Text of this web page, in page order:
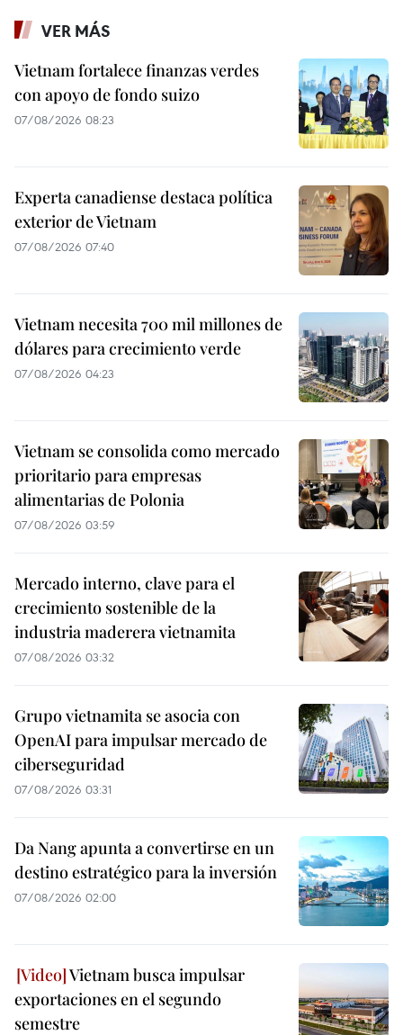
VER MÁS
Vietnam fortalece finanzas verdes
con apoyo de fondo suizo
07/08/2026 08:23
Experta canadiense destaca política
exterior de Vietnam
07/08/2026 07:40
Vietnam necesita 700 mil millones de
dólares para crecimiento verde
07/08/2026 04:23
Vietnam se consolida como mercado
prioritario para empresas
alimentarias de Polonia
07/08/2026 03:59
Mercado interno, clave para el
crecimiento sostenible de la
industria maderera vietnamita
07/08/2026 03:32
Grupo vietnamita se asocia con
OpenAI para impulsar mercado de
ciberseguridad
07/08/2026 03:31
Da Nang apunta a convertirse en un
destino estratégico para la inversión
07/08/2026 02:00
Vietnam busca impulsar
exportaciones en el segundo
semestre